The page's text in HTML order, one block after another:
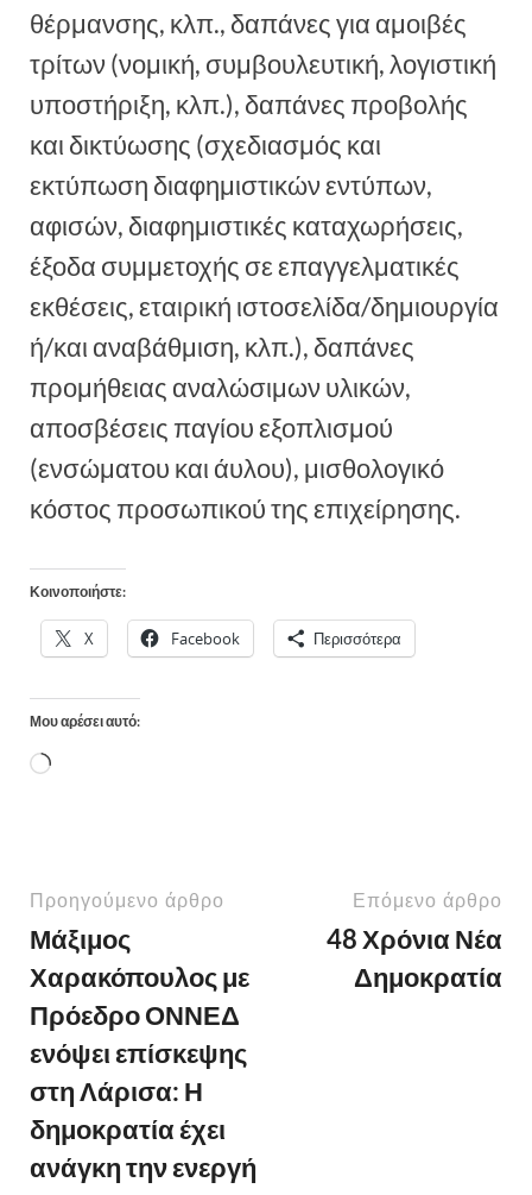
θέρμανσης, κλπ., δαπάνες για αμοιβές
τρίτων (νομική, συμβουλευτική, λογιστική
υποστήριξη, κλπ.), δαπάνες προβολής
και δικτύωσης (σχεδιασμός και
εκτύπωση διαφημιστικών εντύπων,
αφισών, διαφημιστικές καταχωρήσεις,
έξοδα συμμετοχής σε επαγγελματικές
εκθέσεις, εταιρική ιστοσελίδα/δημιουργία
ή/και αναβάθμιση, κλπ.), δαπάνες
προμήθειας αναλώσιμων υλικών,
αποσβέσεις παγίου εξοπλισμού
(ενσώματου και άυλου), μισθολογικό
κόστος προσωπικού της επιχείρησης.
Κοινοποιήστε:
X Facebook Περισσότερα
Μου αρέσει αυτό:
Προηγούμενο άρθρο
Μάξιμος
Χαρακόπουλος με
Πρόεδρο ΟΝΝΕΔ
ενόψει επίσκεψης
στη Λάρισα: Η
δημοκρατία έχει
ανάγκη την ενεργή
Επόμενο άρθρο
48 Χρόνια Νέα
Δημοκρατία